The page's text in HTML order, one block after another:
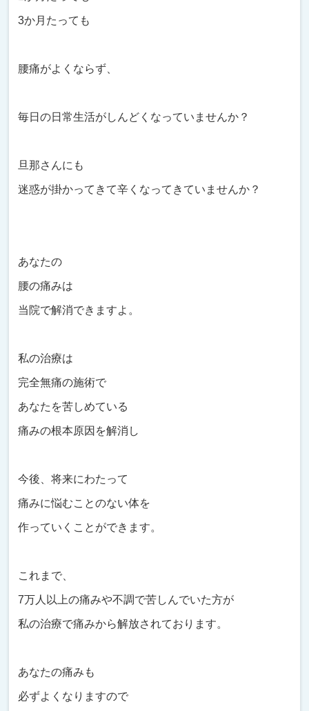
3か月たっても
腰痛がよくならず、
毎日の日常生活がしんどくなっていませんか？
旦那さんにも
迷惑が掛かってきて辛くなってきていませんか？
あなたの
腰の痛みは
当院で解消できますよ。
私の治療は
完全無痛の施術で
あなたを苦しめている
痛みの根本原因を解消し
今後、将来にわたって
痛みに悩むことのない体を
作っていくことができます。
これまで、
7万人以上の痛みや不調で苦しんでいた方が
私の治療で痛みから解放されております。
あなたの痛みも
必ずよくなりますので